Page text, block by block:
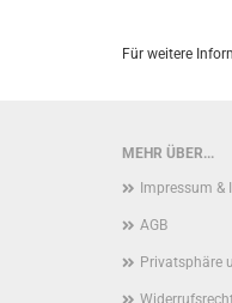
Für weitere
MEHR ÜBER...
Impressum
AGB
Privatsphäre